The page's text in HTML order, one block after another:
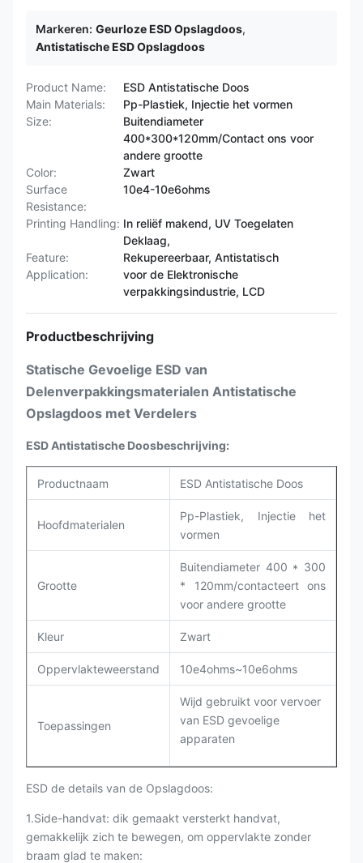
Markeren: Geurloze ESD Opslagdoos,
Antistatische ESD Opslagdoos
Product Name:
ESD Antistatische Doos
Main Materials:
Pp-Plastiek, Injectie het vormen
Size:
Buitendiameter
400*300*120mm/Contact ons voor
andere grootte
Color:
Zwart
Surface
Resistance:
10e4-10e6ohms
Printing Handling: In reliëf makend, UV Toegelaten
Deklaag,
Feature:
Rekupereerbaar, Antistatisch
Application:
voor de Elektronische
verpakkingsindustrie, LCD
Productbeschrijving
Statische Gevoelige ESD van
Delenverpakkingsmaterialen Antistatische
Opslagdoos met Verdelers
ESD Antistatische Doosbeschrijving:
Productnaam ESD Antistatische Doos
Hoofdmaterialen
Pp-Plastiek, Injectie het
vormen
Grootte
Buitendiameter 400 * 300
* 120mm/contacteert ons
voor andere grootte
Kleur Zwart
Oppervlakteweerstand 10e4ohms~10e6ohms
Toepassingen
Wijd gebruikt voor vervoer
van ESD gevoelige
apparaten
ESD de details van de Opslagdoos:
1.Side-handvat: dik gemaakt versterkt handvat,
gemakkelijk zich te bewegen, om oppervlakte zonder
braam glad te maken: